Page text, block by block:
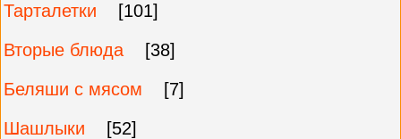
Тарталетки
[101]
Вторые блюда
[38]
Беляши с мясом
[7]
Шашлыки
[52]